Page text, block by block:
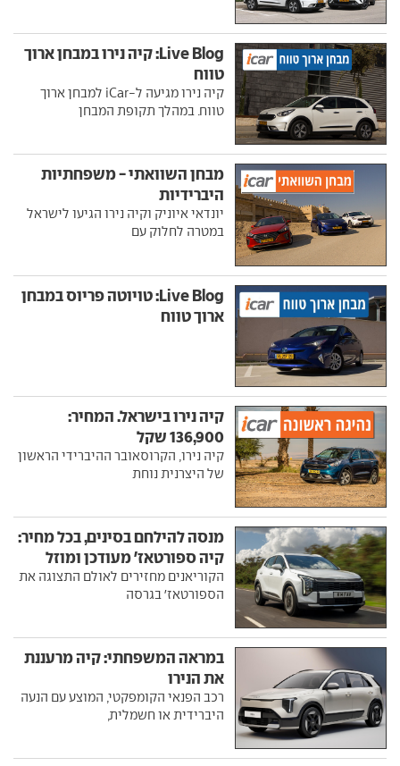
Live Blog: קיה נירו במבחן ארוך
טווח
קיה נירו מגיעה ל-iCar למבחן ארוך
טווח. במהלך תקופת המבחן
מבחן השוואתי - משפחתיות
היברידיות
יונדאי איוניק וקיה נירו הגיעו לישראל
במטרה לחלוק עם
Live Blog: טויוטה פריוס במבחן
ארוך טווח
קיה נירו בישראל. המחיר:
136,900 שקל
קיה נירו, הקרוסאובר ההיברידי הראשון
של היצרנית נוחת
מנסה להילחם בסינים, בכל מחיר:
קיה ספורטאז' מעודכן ומוזל
הקוריאנים מחזירים לאולם התצוגה את
הספורטאז' בגרסה
במראה המשפחתי: קיה מרעננת
את הנירו
רכב הפנאי הקומפקטי, המוצע עם הנעה
היברידית או חשמלית,